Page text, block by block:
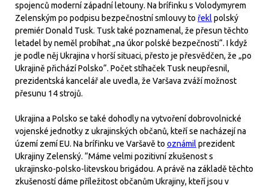
spojenců moderní západní letouny. Na brífinku s Volodymyrem
Zelenským po podpisu bezpečnostní smlouvy to řekl polský
premiér Donald Tusk. Tusk také poznamenal, že přesun těchto
letadel by neměl probíhat „na úkor polské bezpečnosti“. I když
je podle něj Ukrajina v horší situaci, přesto je přesvědčen, že „po
Ukrajině přichází Polsko“. Počet stíhaček Tusk neupřesnil,
prezidentská kancelář ale uvedla, že Varšava zváží možnost
přesunu 14 strojů.
Ukrajina a Polsko se také dohodly na vytvoření dobrovolnické
vojenské jednotky z ukrajinských občanů, kteří se nacházejí na
území zemí EU. Na brífinku ve Varšavě to oznámil prezident
Ukrajiny Zelenský. “Máme velmi pozitivní zkušenost s
ukrajinsko-polsko-litevskou brigádou. A právě na základě těchto
zkušeností dáme příležitost občanům Ukrajiny, kteří jsou v